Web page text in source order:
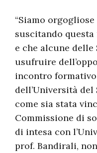
“Siamo
suscitando questa
e che alcune
usufruire
incontro
dell’Università
come sia stata
Commissione di
di intesa con
prof. Bandirali,